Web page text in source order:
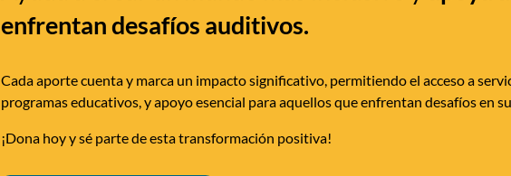
enfrentan desafíos auditivos.
Cada aporte cuenta y marca un impacto significativo, permitiendo el acceso a
programas educativos, y apoyo esencial para aquellos que enfrentan desafíos en
¡Dona hoy y sé parte de esta transformación positiva!